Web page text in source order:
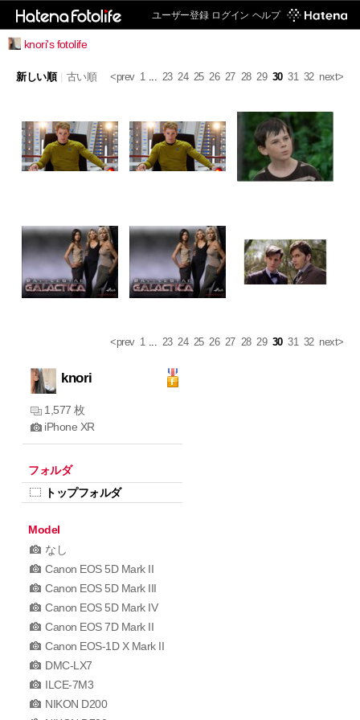
ユーザー登録 ログイン ヘルプ
knori's fotolife
<prev 1 ... 23 24 25 26 27 28 29 30 31 32 next>
新しい順 古い順
<prev 1 ... 23 24 25 26 27 28 29 30 31 32 next>
knori
1,577 枚
iPhone XR
フォルダ
トップフォルダ
Model
なし
Canon EOS 5D Mark II
Canon EOS 5D Mark III
Canon EOS 5D Mark IV
Canon EOS 7D Mark II
Canon EOS-1D X Mark II
DMC-LX7
ILCE-7M3
NIKON D200